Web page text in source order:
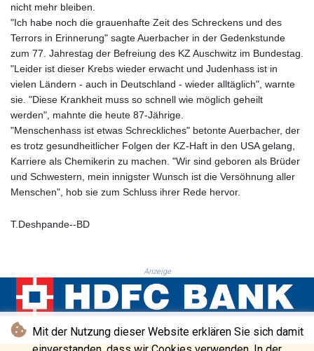
Mit der Nutzung dieser Website erklären Sie sich damit
KES 148.887592
KGS 101.104505
KHR 4685.244046
KMF 492.514185
KRW 1627.712241
KWD 0.356853
KYD 0.963346
KZT 541.784389
LAK 26108.437325
LBP
103531.946431
LKR 387.745291
MAD 10.757887
MDL 20.102303
MGA 4982.944983
MKD 61.70777
MMK 2427.596601
nicht mehr bleiben.
"Ich habe noch die grauenhafte Zeit des Schreckens und des
Terrors in Erinnerung" sagte Auerbacher in der Gedenkstunde
zum 77. Jahrestag der Befreiung des KZ Auschwitz im Bundestag.
"Leider ist dieser Krebs wieder erwacht und Judenhass ist in
vielen Ländern - auch in Deutschland - wieder alltäglich", warnte
sie. "Diese Krankheit muss so schnell wie möglich geheilt
werden", mahnte die heute 87-Jährige.
"Menschenhass ist etwas Schreckliches" betonte Auerbacher, der
es trotz gesundheitlicher Folgen der KZ-Haft in den USA gelang,
Karriere als Chemikerin zu machen. "Wir sind geboren als Brüder
und Schwestern, mein innigster Wunsch ist die Versöhnung aller
Menschen", hob sie zum Schluss ihrer Rede hervor.
T.Deshpande--BD
Anzeige